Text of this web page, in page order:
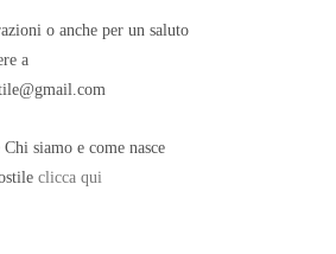
o anche per un saluto
a
siamo e come nasce
clicca qui